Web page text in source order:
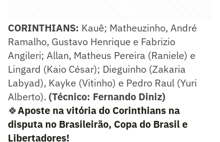
CORINTHIANS: Kauê; Matheuzinho, André
Ramalho, Gustavo Henrique e Fabrizio
Angileri; Allan, Matheus Pereira (Raniele) e
Lingard (Kaio César); Dieguinho (Zakaria
Labyad), Kayke (Vitinho) e Pedro Raul (Yuri
Alberto). (Técnico: Fernando Diniz)
🍀Aposte na vitória do Corinthians na
disputa no Brasileirão, Copa do Brasil e
Libertadores!